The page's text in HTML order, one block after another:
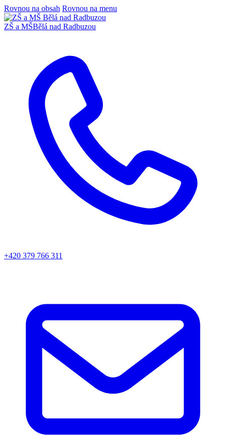
Rovnou na obsah Rovnou na menu
ZŠ a MŠBělá nad Radbuzou
+420 379 766 311